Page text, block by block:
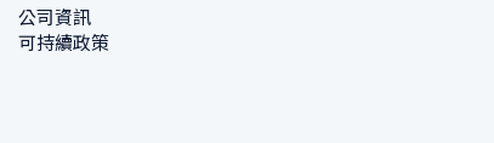
公司資訊
可持續政策